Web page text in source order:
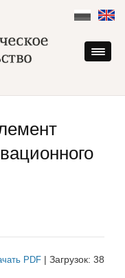
PDF | Загрузок: 38